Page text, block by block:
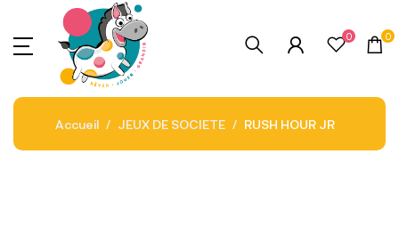
0 0
Accueil JEUX DE SOCIETE RUSH HOUR JR